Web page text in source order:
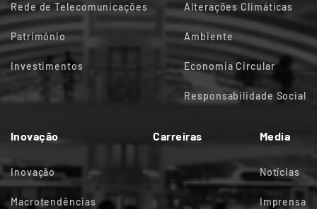
Rede de Telecomunicações
Património
Investimentos
Alterações Climáticas
Ambiente
Economia Circular
Responsabilidade Social
Inovação
Inovação
Macrotendências
Carreiras Media
Notícias
Imprensa